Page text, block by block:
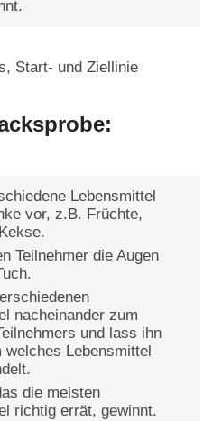
Start- und Ziellinie
Lebensmittel
vor, z.B. Früchte,
Teilnehmer die Augen
nacheinander zum
und lass ihn
welches Lebensmittel
die meisten
richtig errät, gewinnt.